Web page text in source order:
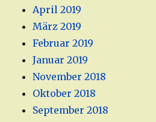
April 2019
März 2019
Februar 2019
Januar 2019
November 2018
Oktober 2018
September 2018